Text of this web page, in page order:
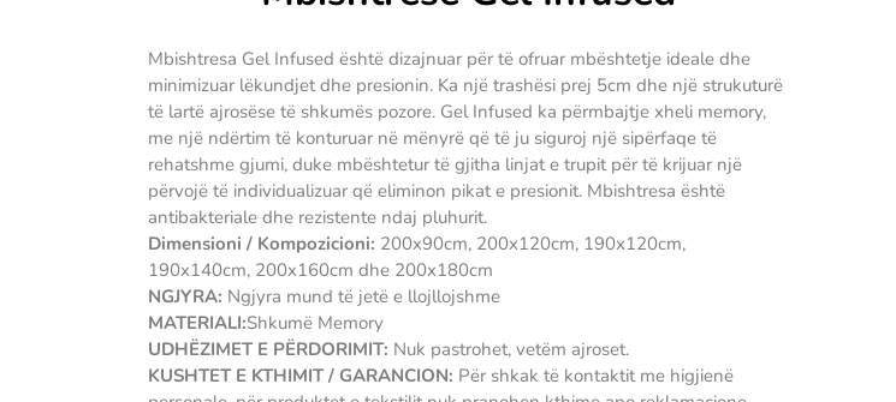
Mbishtresa Gel Infused është dizajnuar për të ofruar mbështetje ideale dhe
minimizuar lëkundjet dhe presionin. Ka një trashësi prej 5cm dhe një strukuturë
të lartë ajrosëse të shkumës pozore. Gel Infused ka përmbajtje xheli memory,
me një ndërtim të konturuar në mënyrë që të ju siguroj një sipërfaqe të
rehatshme gjumi, duke mbështetur të gjitha linjat e trupit për të krijuar një
përvojë të individualizuar që eliminon pikat e presionit. Mbishtresa është
antibakteriale dhe rezistente ndaj pluhurit.
Dimensioni / Kompozicioni: 200x90cm, 200x120cm, 190x120cm,
190x140cm, 200x160cm dhe 200x180cm
NGJYRA: Ngjyra mund të jetë e llojllojshme
MATERIALI:Shkumë Memory
UDHËZIMET E PËRDORIMIT: Nuk pastrohet, vetëm ajroset.
KUSHTET E KTHIMIT / GARANCION: Për shkak të kontaktit me higjienë